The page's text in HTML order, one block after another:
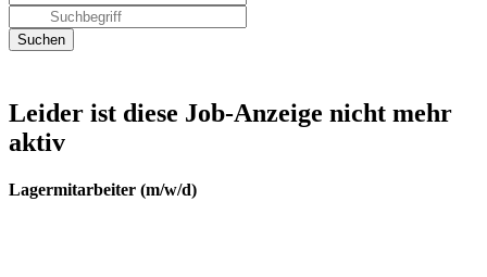
Leider ist diese Job-Anzeige nicht mehr
aktiv
Lagermitarbeiter (m/w/d)